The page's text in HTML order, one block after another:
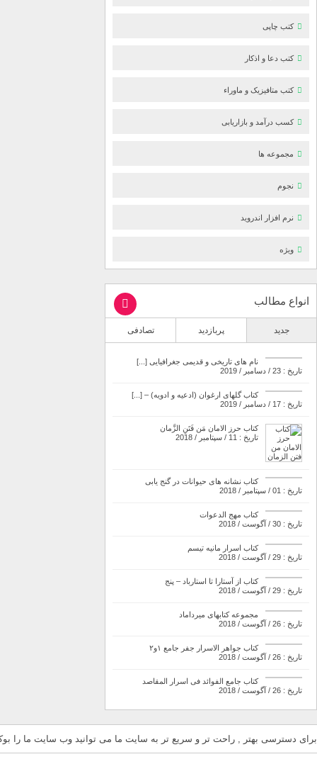
کتب چاپی
کتب دعا و اذکار
کتب متافیزیک و ماوراء
کسب درآمد و بازاریابی
مجموعه ها
نجوم
نرم افزار اندروید
ویژه
انواع مطالب
جدید پربازدید تصادفی
نام های تاریخی و قدیمی جغرافیایی [...]
تاریخ : 23 / دسامبر / 2019
کتاب گلهای ارغوان (ادعیه و ادویه) – [...]
تاریخ : 17 / دسامبر / 2019
کتاب حرز الامان مَن فَتَنِ الزَّمان
تاریخ : 11 / سپتامبر / 2018
کتاب نشانه های حیوانات در گنج یابی
تاریخ : 01 / سپتامبر / 2018
کتاب مهج الدعوات
تاریخ : 30 / آگوست / 2018
کتاب اسرار مانیه تیسم
تاریخ : 29 / آگوست / 2018
کتاب از آستارا تا استارباد – پنج
تاریخ : 29 / آگوست / 2018
مجموعه کتابهای میرداماد
تاریخ : 26 / آگوست / 2018
کتاب جواهر الاسرار جفر جامع ۱و۲
تاریخ : 26 / آگوست / 2018
کتاب جامع الفوائد فی اسرار المقاصد
تاریخ : 26 / آگوست / 2018
برای دسترسی بهتر , راحت تر و سریع تر به سایت ما می توانید وب سایت ما را